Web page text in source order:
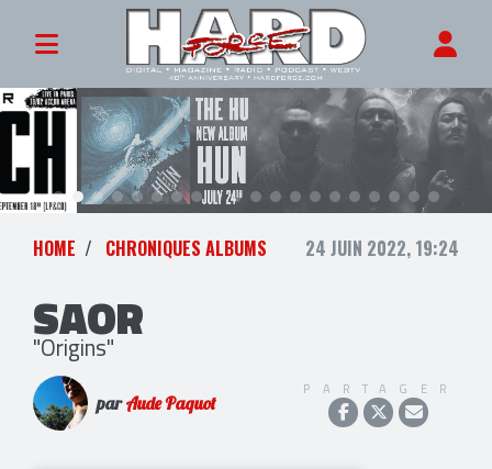
HOME CHRONIQUES ALBUMS 24 JUIN 2022, 19:24
SAOR
"Origins"
parAude Paquot
PARTAGER